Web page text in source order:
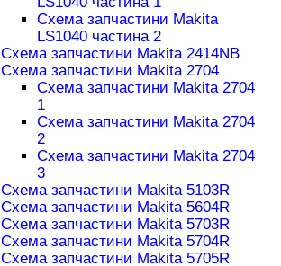
Схема запчастини Makita
LS1040 частина 2
Схема запчастини Makita 2414NB
Схема запчастини Makita 2704
Схема запчастини Makita 2704
1
Схема запчастини Makita 2704
2
Схема запчастини Makita 2704
3
Схема запчастини Makita 5103R
Схема запчастини Makita 5604R
Схема запчастини Makita 5703R
Схема запчастини Makita 5704R
Схема запчастини Makita 5705R